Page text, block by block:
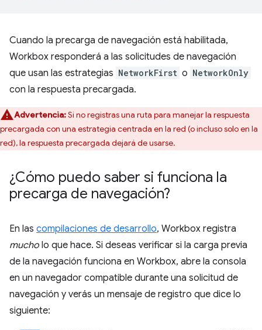
Cuando la precarga de navegación está habilitada,
Workbox responderá a las solicitudes de navegación
que usan las estrategias NetworkFirst o NetworkOnly
con la respuesta precargada.
Advertencia:Si no registras una ruta para manejar la respuesta
precargada con una estrategia centrada en la red (o incluso solo en la
red), la respuesta precargada dejará de usarse.
¿Cómo puedo saber si funciona la
precarga de navegación?
En las compilaciones de desarrollo, Workbox registra
mucho lo que hace. Si deseas verificar si la carga previa
de la navegación funciona en Workbox, abre la consola
en un navegador compatible durante una solicitud de
navegación y verás un mensaje de registro que dice lo
siguiente: